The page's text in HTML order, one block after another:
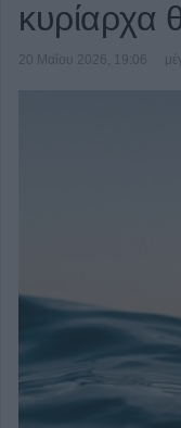
κυρίαρχα
20 Μαΐου 2026, 19:06